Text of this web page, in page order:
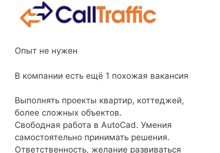
Опыт не нужен
В компании есть ещё 1 похожая вакансия
Выполнять проекты квартир, коттеджей,
более сложных объектов.
Свободная работа в AutoCad. Умения
самостоятельно принимать решения.
Ответственность, желание развиваться